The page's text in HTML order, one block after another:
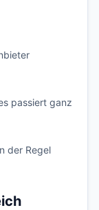
passiert ganz
der Regel